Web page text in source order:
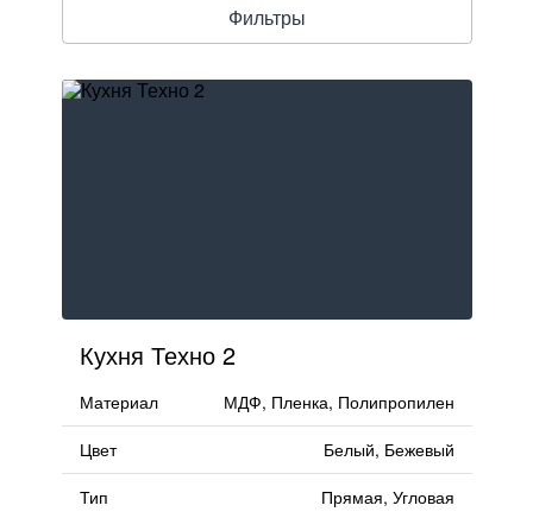
Массив
О компании
Партнерам
Контакты
Акции
Фильтры
Кухня Техно 2
Материал
МДФ, Пленка, Полипропилен
Цвет
Белый, Бежевый
Тип
Прямая, Угловая